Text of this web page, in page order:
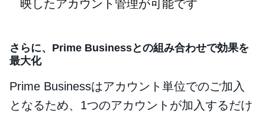
映したアカウント管理が可能です
さらに、Prime Businessとの組み合わせで効果を
最大化
Prime Businessはアカウント単位でのご加入
となるため、1つのアカウントが加入するだけ